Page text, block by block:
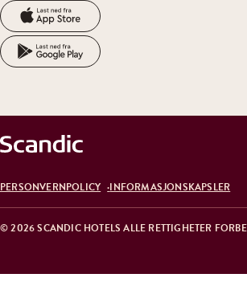
© 2026 SCANDIC HOTELS ALLE RETTIGHETER
PERSONVERNPOLICY INFORMASJONSKAPSLER